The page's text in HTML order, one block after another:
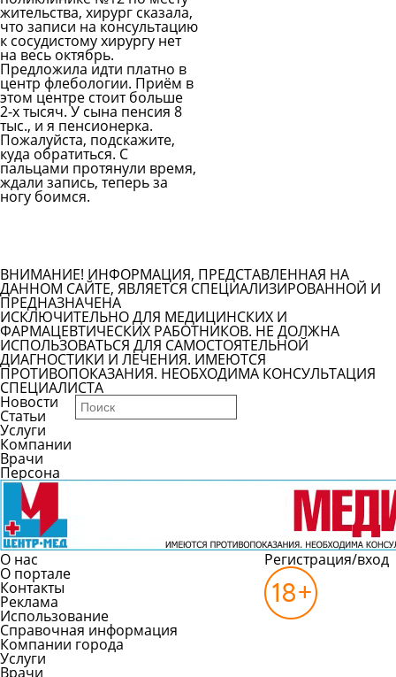
жительства, хирург сказала,
что записи на консультацию
к сосудистому хирургу нет
на весь октябрь.
Предложила идти платно в
центр флебологии. Приём в
этом центре стоит больше
2-х тысяч. У сына пенсия 8
тыс., и я пенсионерка.
Пожалуйста, подскажите,
куда обратиться. С
пальцами протянули время,
ждали запись, теперь за
ногу боимся.
ВНИМАНИЕ! ИНФОРМАЦИЯ, ПРЕДСТАВЛЕННАЯ НА
ДАННОМ САЙТЕ, ЯВЛЯЕТСЯ СПЕЦИАЛИЗИРОВАННОЙ И
ПРЕДНАЗНАЧЕНА
ИСКЛЮЧИТЕЛЬНО ДЛЯ МЕДИЦИНСКИХ И
ФАРМАЦЕВТИЧЕСКИХ РАБОТНИКОВ. НЕ ДОЛЖНА
ИСПОЛЬЗОВАТЬСЯ ДЛЯ САМОСТОЯТЕЛЬНОЙ
ДИАГНОСТИКИ И ЛЕЧЕНИЯ. ИМЕЮТСЯ
ПРОТИВОПОКАЗАНИЯ. НЕОБХОДИМА КОНСУЛЬТАЦИЯ
СПЕЦИАЛИСТА
Новости
Статьи
Услуги
Компании
Врачи
Персона
О нас
О портале
Контакты
Реклама
Использование
Справочная информация
Компании города
Услуги
Врачи
Регистрация/вход